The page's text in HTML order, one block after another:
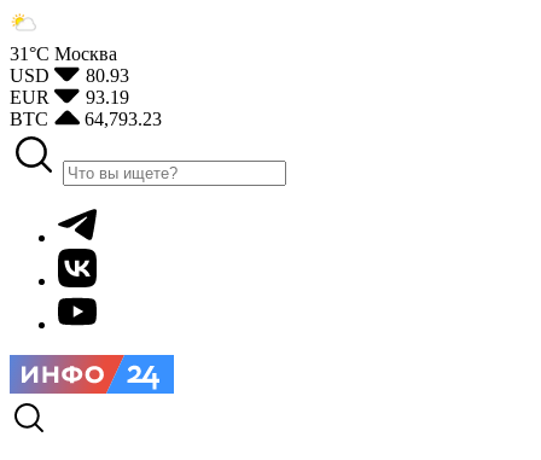
31°С Москва
USD
80.93
EUR
93.19
BTC
64,793.23